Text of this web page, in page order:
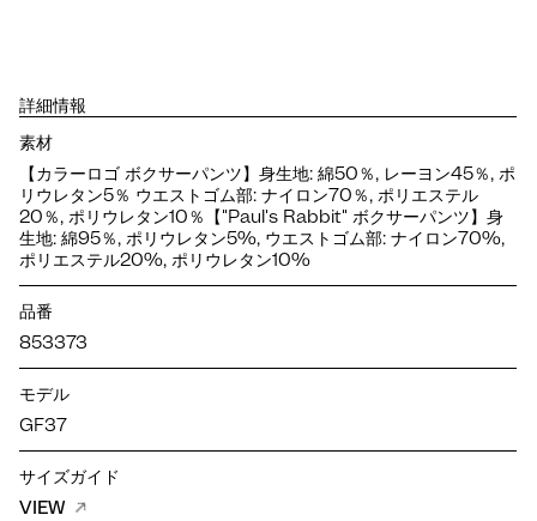
詳細情報
素材
【カラーロゴ ボクサーパンツ】身生地: 綿50％, レーヨン45％, ポ
リウレタン5％ ウエストゴム部: ナイロン70％, ポリエステル
20％, ポリウレタン10％【"Paul's Rabbit" ボクサーパンツ】身
生地: 綿95％, ポリウレタン5%, ウエストゴム部: ナイロン70%,
ポリエステル20%, ポリウレタン10%
品番
853373
モデル
GF37
サイズガイド
VIEW